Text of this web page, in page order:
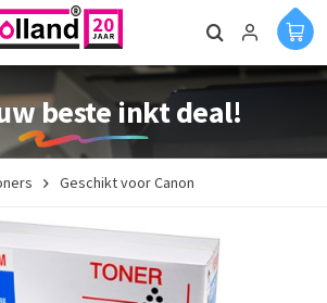
beste inkt deal!
Geschikt voor Canon